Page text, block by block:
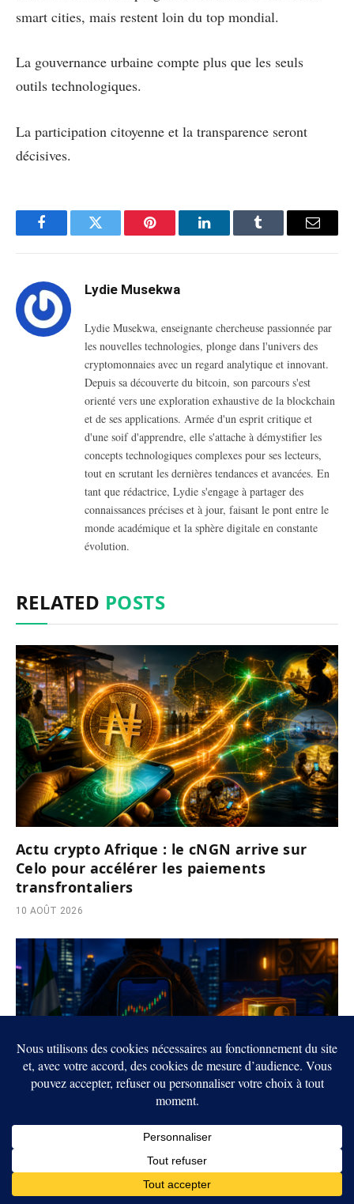
smart cities, mais restent loin du top mondial.
La gouvernance urbaine compte plus que les seuls
outils technologiques.
La participation citoyenne et la transparence seront
décisives.
FacebookTwitter Pinterest LinkedInTumblr Email
Lydie Musekwa
Lydie Musekwa, enseignante chercheuse passionnée par
les nouvelles technologies, plonge dans l'univers des
cryptomonnaies avec un regard analytique et innovant.
Depuis sa découverte du bitcoin, son parcours s'est
orienté vers une exploration exhaustive de la blockchain
et de ses applications. Armée d'un esprit critique et
d'une soif d'apprendre, elle s'attache à démystifier les
concepts technologiques complexes pour ses lecteurs,
tout en scrutant les dernières tendances et avancées. En
tant que rédactrice, Lydie s'engage à partager des
connaissances précises et à jour, faisant le pont entre le
monde académique et la sphère digitale en constante
évolution.
RELATED POSTS
Actu crypto Afrique : le cNGN arrive sur
Celo pour accélérer les paiements
transfrontaliers
10 AOÛT 2026
Actu crypto Afrique : un trade de 1 million
de nairas peut coûter 64 250 ₦ au Nigeria